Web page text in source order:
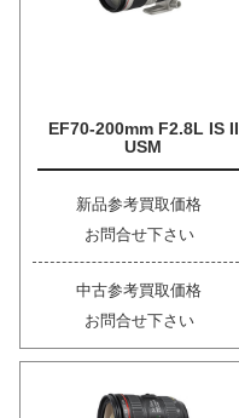
EF70-200mm F2.8L IS II
USM
新品参考買取価格
お問合せ下さい
中古参考買取価格
お問合せ下さい